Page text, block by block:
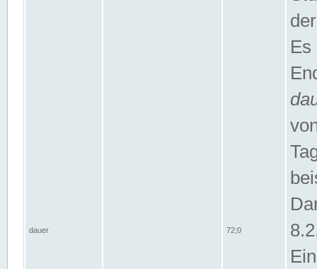
dauer 72;0
Es